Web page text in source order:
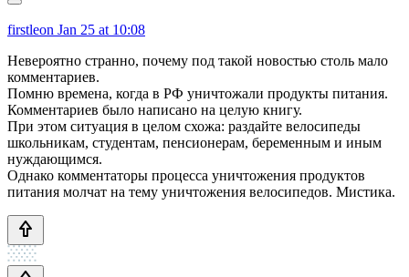
firstleon Jan 25 at 10:08
Невероятно странно, почему под такой новостью столь мало
комментариев.
Помню времена, когда в РФ уничтожали продукты питания.
Комментариев было написано на целую книгу.
При этом ситуация в целом схожа: раздайте велосипеды
школьникам, студентам, пенсионерам, беременным и иным
нуждающимся.
Однако комментаторы процесса уничтожения продуктов
питания молчат на тему уничтожения велосипедов. Мистика.